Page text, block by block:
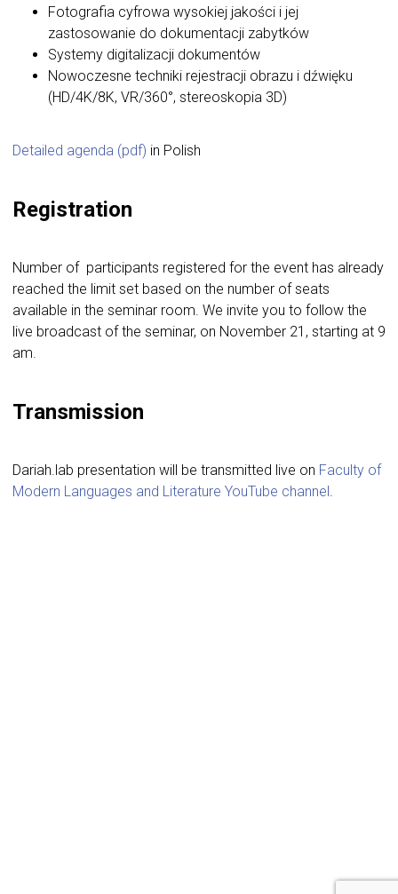
Fotografia cyfrowa wysokiej jakości i jej
zastosowanie do dokumentacji zabytków
Systemy digitalizacji dokumentów
Nowoczesne techniki rejestracji obrazu i dźwięku
(HD/4K/8K, VR/360°, stereoskopia 3D)
Detailed agenda (pdf) in Polish
Registration
Number of participants registered for the event has already
reached the limit set based on the number of seats
available in the seminar room. We invite you to follow the
live broadcast of the seminar, on November 21, starting at 9
am.
Transmission
Dariah.lab presentation will be transmitted live on Faculty of
Modern Languages and Literature YouTube channel